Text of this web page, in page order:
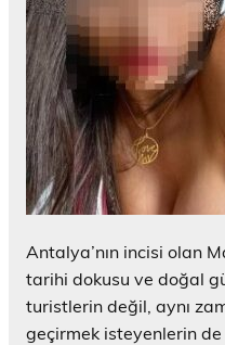
Antalya’nın incisi olan
tarihi dokusu ve doğal
turistlerin değil, aynı
geçirmek isteyenlerin